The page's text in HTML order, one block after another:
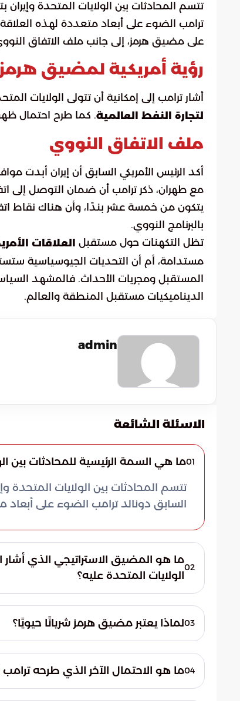
تتسم المحادثات بين الولايات المتحدة
ترامب الضوء على أبعاد متعددة لهذه
على مضيق هرمز، إلى جانب ملف الاتفاق
رؤية أمريكية لمضيق هرمز
أشار ترامب إلى إمكانية أن تتولى الولايات
لتجارة النفط العالمية. كما طرح احتمال
ملف الاتفاق النووي
أكد الرئيس الأمريكي السابق أن إيران أبدت
مع طهران، ذكر ترامب أن ضمان التوصل إلى
يتكون من خمسة عشر بندًا، وأن هناك نقاط
بالبرنامج النووي.
تظل التكهنات حول مستقبل
العلاقات
مستدامة، أم أن التحديات الجيوسياسية
المستقبل ومجريات الأحداث. فالمشهد
الديناميكيات مستقبل المنطقة والعالم.
admin
الاسئلة الشائعة
01ما هي السمة الرئيسية للمحادثات بين
تتسم المحادثات بين الولايات المتحدة
السابق دونالد ترامب الضوء على أبعاد
02
ما هو المضيق الاستراتيجي الذي أشار
الولايات المتحدة عليه؟
هرمز الاستراتيجي.03لماذا يعتبر مضيق هرمز شريانًا حيويًا؟
في المنطقة والعالم.04ما هو الاحتمال الآخر الذي طرحه